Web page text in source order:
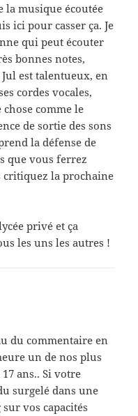
musique écoutée
ici pour casser ça. Je
qui peut écouter
bonnes notes,
est talentueux, en
cordes vocales,
chose comme le
de sortie des sons
la défense de
que vous ferrez
la prochaine
privé et ça
les uns les autres !
du commentaire en
un de nos plus
ans.. Si votre
surgelé dans une
vos capacités